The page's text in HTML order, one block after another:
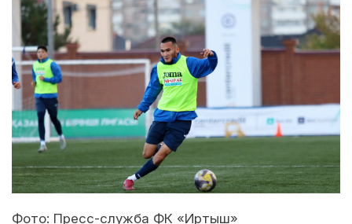
Фото: Пресс-служба ФК «Иртыш»